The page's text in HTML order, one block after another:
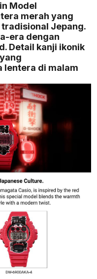
Model
merah yang
Jepang.
era dengan
Detail kanji ikonik
lentera di malam